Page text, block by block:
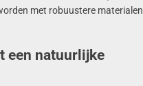
met robuustere
een natuurlijke